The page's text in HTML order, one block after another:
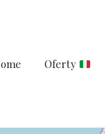
Oferty